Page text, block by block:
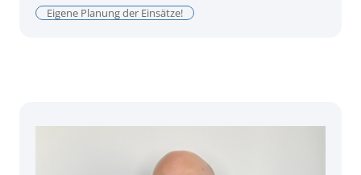
Eigene Planung der Einsätze!